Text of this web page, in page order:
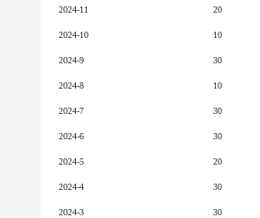
2024-11 20
2024-10 10
2024-9 30
2024-8 10
2024-7 30
2024-6 30
2024-5 20
2024-4 30
2024-3 30